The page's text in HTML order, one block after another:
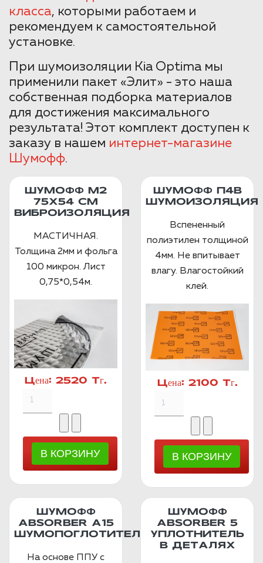
класса, которыми работаем и
рекомендуем к самостоятельной
установке.
При шумоизоляции Kia Optima мы
применили пакет «Элит» - это наша
собственная подборка материалов
для достижения максимального
результата! Этот комплект доступен к
заказу в нашем интернет-магазине
Шумофф.
ШУМОФФ М2
75X54 СМ
ВИБРОИЗОЛЯЦИЯ
МАСТИЧНАЯ.
Толщина 2мм и фольга
100 микрон. Лист
0,75*0,54м.
Цена: 2520 Тг.
ШУМОФФ П4В
ШУМОИЗОЛЯЦИЯ
Вспененный
полиэтилен толщиной
4мм. Не впитывает
влагу. Влагостойкий
клей.
Цена: 2100 Тг.
ШУМОФФ
ABSORBER А15
ШУМОПОГЛОТИТЕЛЬ
На основе ППУ с
ШУМОФФ
ABSORBER 5
УПЛОТНИТЕЛЬ
В ДЕТАЛЯХ